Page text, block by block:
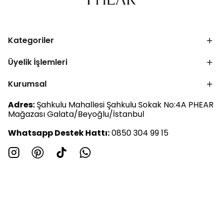
Kategoriler
Üyelik İşlemleri
Kurumsal
Adres: Şahkulu Mahallesi Şahkulu Sokak No:4A PHEAR
Mağazası Galata/Beyoğlu/İstanbul
Whatsapp Destek Hattı:0850 304 99 15